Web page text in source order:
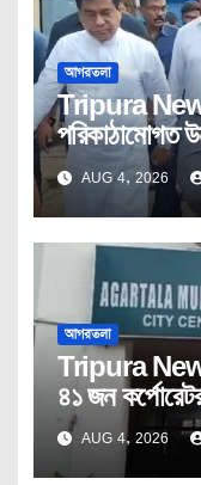
আগরতলা
Tripura
পরিকাঠামোগত
মুখ্যমন্ত্রী
AUG 4, 2026
আগরতলা
Tripura
৪১ জন
AUG 4, 2026